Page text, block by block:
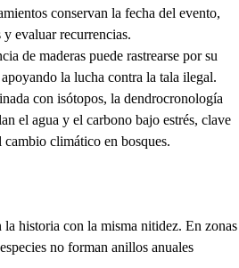
conservan la fecha del evento,
evaluar recurrencias.
de maderas puede rastrearse por su
la lucha contra la tala ilegal.
con isótopos, la dendrocronología
el agua y el carbono bajo estrés, clave
climático en bosques.
historia con la misma nitidez. En zonas
no forman anillos anuales